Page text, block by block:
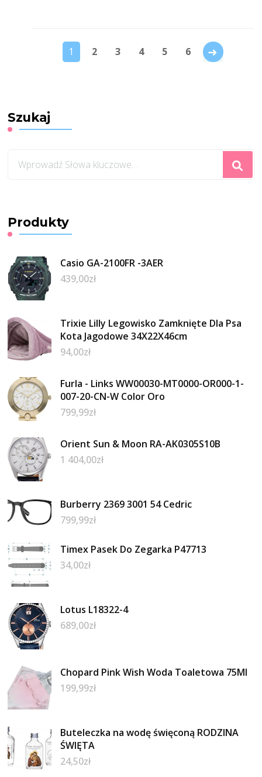
1 2 3 4 5 6
Szukaj
czegoś?
Produkty
Casio GA-2100FR -3AER
439,00zł
Trixie Lilly Legowisko Zamknięte Dla Psa
Kota Jagodowe 34X22X46cm
94,00zł
Furla - Links WW00030-MT0000-OR000-1-
007-20-CN-W Color Oro
799,99zł
Orient Sun & Moon RA-AK0305S10B
1 404,00zł
Burberry 2369 3001 54 Cedric
799,99zł
Timex Pasek Do Zegarka P47713
34,00zł
Lotus L18322-4
689,00zł
Chopard Pink Wish Woda Toaletowa 75Ml
199,99zł
Buteleczka na wodę święconą RODZINA
ŚWIĘTA
24,50zł